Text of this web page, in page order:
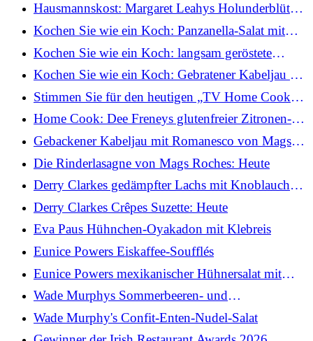
Hausmannskost: Margaret Leahys Holunderblüten-
Himbeer-Käsekuchen
Kochen Sie wie ein Koch: Panzanella-Salat mit
langsam gerösteten Tomaten und eingelegten roten
Zwiebeln
Kochen Sie wie ein Koch: langsam geröstete
Tomaten-Galette mit Burrata und Basilikum
Kochen Sie wie ein Koch: Gebratener Kabeljau mit
warmer Bois-Boudran-Sauce
Stimmen Sie für den heutigen „TV Home Cook“
ab
Home Cook: Dee Freneys glutenfreier Zitronen-
Polenta-Kuchen
Gebackener Kabeljau mit Romanesco von Mags
Roches: Heute
Die Rinderlasagne von Mags Roches: Heute
Derry Clarkes gedämpfter Lachs mit Knoblauch
und Soja
Derry Clarkes Crêpes Suzette: Heute
Eva Paus Hühnchen-Oyakadon mit Klebreis
Eunice Powers Eiskaffee-Soufflés
Eunice Powers mexikanischer Hühnersalat mit
Clonakilty-Avocado-Joghurt-Dressing
Wade Murphys Sommerbeeren- und
Holunderblüten-Narr
Wade Murphy's Confit-Enten-Nudel-Salat